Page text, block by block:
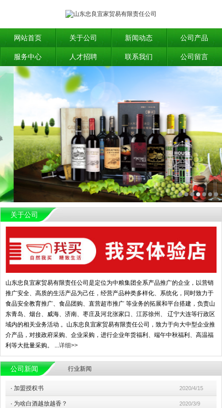
网站首页 关于公司 新闻动态 公司产品
服务中心 人才招聘 联系我们 公司留言
关于公司
山东忠良宜家贸易有限责任公司是定位为中粮集团全系产品推广的企业，以营销
推广安全、高质的生活产品为己任，经营产品种类多样化、系统化，同时致力于
食品安全教育推广、食品团购、直营超市推广 等业务的拓展和平台搭建，负责山
东青岛、烟台、威海、济南、枣庄及河北张家口、江苏徐州、 辽宁大连等行政区
域内的相关业务活动 。山东忠良宜家贸易有限责任公司，致力于向大中型企业推
介产品，对接政府采购、企业采购，进行企业年货福利、端午中秋福利、高温福
利等大批量采购。 ...详细>>
公司新闻 行业新闻
· 加盟授权书 2020/4/15
· 为啥白酒越放越香？ 2020/3/9